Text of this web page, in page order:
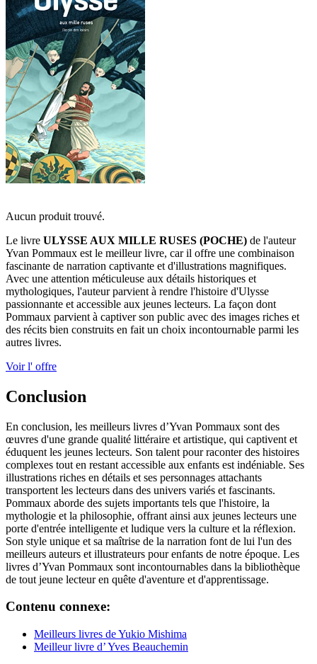
Aucun produit trouvé.
Le livre ULYSSE AUX MILLE RUSES (POCHE) de l'auteur
Yvan Pommaux est le meilleur livre, car il offre une combinaison
fascinante de narration captivante et d'illustrations magnifiques.
Avec une attention méticuleuse aux détails historiques et
mythologiques, l'auteur parvient à rendre l'histoire d'Ulysse
passionnante et accessible aux jeunes lecteurs. La façon dont
Pommaux parvient à captiver son public avec des images riches et
des récits bien construits en fait un choix incontournable parmi les
autres livres.
Voir l' offre
Conclusion
En conclusion, les meilleurs livres d’Yvan Pommaux sont des
œuvres d'une grande qualité littéraire et artistique, qui captivent et
éduquent les jeunes lecteurs. Son talent pour raconter des histoires
complexes tout en restant accessible aux enfants est indéniable. Ses
illustrations riches en détails et ses personnages attachants
transportent les lecteurs dans des univers variés et fascinants.
Pommaux aborde des sujets importants tels que l'histoire, la
mythologie et la philosophie, offrant ainsi aux jeunes lecteurs une
porte d'entrée intelligente et ludique vers la culture et la réflexion.
Son style unique et sa maîtrise de la narration font de lui l'un des
meilleurs auteurs et illustrateurs pour enfants de notre époque. Les
livres d’Yvan Pommaux sont incontournables dans la bibliothèque
de tout jeune lecteur en quête d'aventure et d'apprentissage.
Contenu connexe:
Meilleurs livres de Yukio Mishima
Meilleur livre d’ Yves Beauchemin